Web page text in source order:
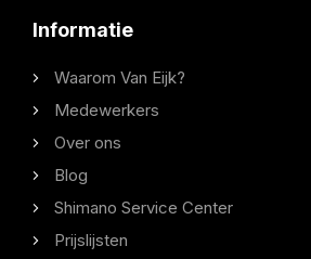
Informatie
Waarom Van Eijk?
Medewerkers
Over ons
Blog
Shimano Service Center
Prijslijsten